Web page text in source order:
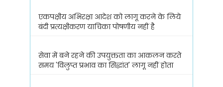
एकपक्षीय अभिरक्षा आदेश को लागू करने के लिये
बंदी प्रत्यक्षीकरण याचिका पोषणीय नहीं है
सेवा में बने रहने की उपयुक्तता का आकलन करते
समय 'विलुप्त प्रभाव का सिद्धांत' लागू नहीं होता